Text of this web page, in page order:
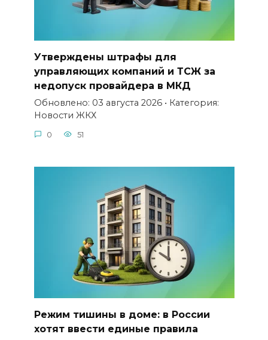
Утверждены штрафы для
управляющих компаний и ТСЖ за
недопуск провайдера в МКД
Обновлено: 03 августа 2026 • Категория:
Новости ЖКХ
0 51
Режим тишины в доме: в России
хотят ввести единые правила